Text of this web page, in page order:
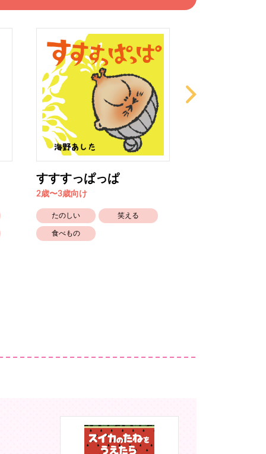
すすすっぱっぱ
2歳〜3歳向け
たのしい 笑える
食べもの